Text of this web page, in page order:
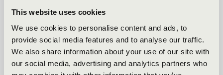
This website uses cookies
We use cookies to personalise content and ads, to
provide social media features and to analyse our traffic.
We also share information about your use of our site with
our social media, advertising and analytics partners who
MATINÉHANGVERSENYEK
- SZEGED - TOVÁBBI
KONCERTEK